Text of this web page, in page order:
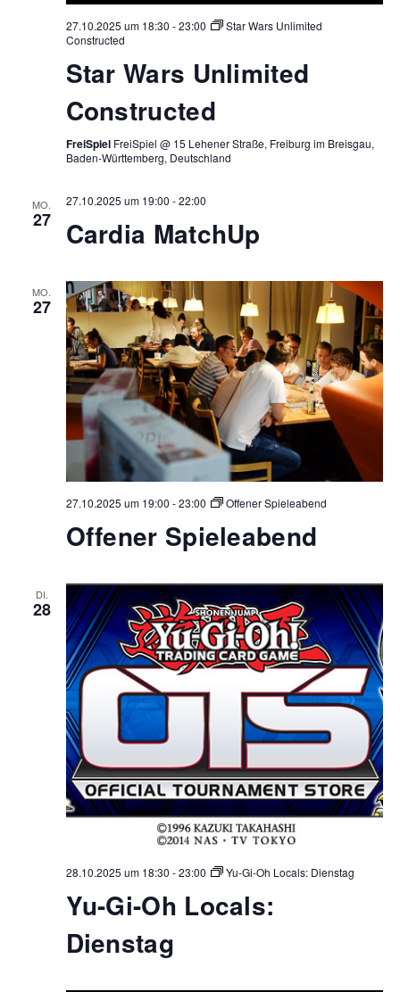
27.10.2025 um 18:30 -23:00
Star Wars Unlimited
Constructed
Star Wars Unlimited
Constructed
FreiSpiel FreiSpiel @ 15 Lehener Straße, Freiburg im Breisgau,
Baden-Württemberg, Deutschland
MO.
27
27.10.2025 um 19:00 -22:00
Cardia MatchUp
MO.
27
27.10.2025 um 19:00 -23:00 Offener Spieleabend
Offener Spieleabend
DI.
28
28.10.2025 um 18:30 -23:00 Yu-Gi-Oh Locals: Dienstag
Yu-Gi-Oh Locals:
Dienstag